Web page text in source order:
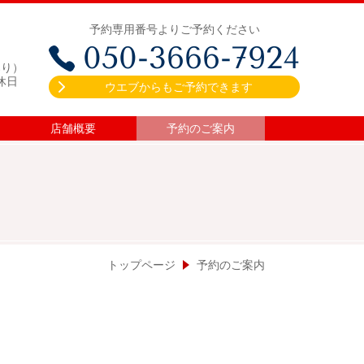
）
日
予約専用番号よりご予約ください
050-3666-7924
ウエブからもご予約できます
店舗概要 予約のご案内
トップページ 予約のご案内